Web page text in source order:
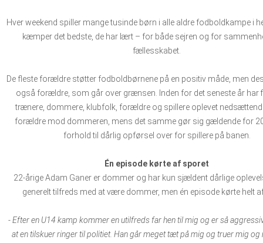
Hver weekend spiller mange tusinde børn i alle aldre fodboldkampe i
kæmper det bedste, de har lært – for både sejren og for
fællesskabet.
De fleste forældre støtter fodboldbørnene på en positiv måde, men
også forældre, som går over grænsen. Inden for det seneste år har
trænere, dommere, klubfolk, forældre og spillere oplevet
forældre mod dommeren, mens det samme gør sig gældende for
forhold til dårlig opførsel over for spillere på banen.
Én episode kørte af sporet
22-årige Adam Ganer er dommer og har kun sjældent dårlige
generelt tilfreds med at være dommer, men én episode kørte helt
- Efter en U14 kamp kommer en utilfreds far hen til mig og er så
at en tilskuer ringer til politiet. Han går meget tæt på mig og truer mig og